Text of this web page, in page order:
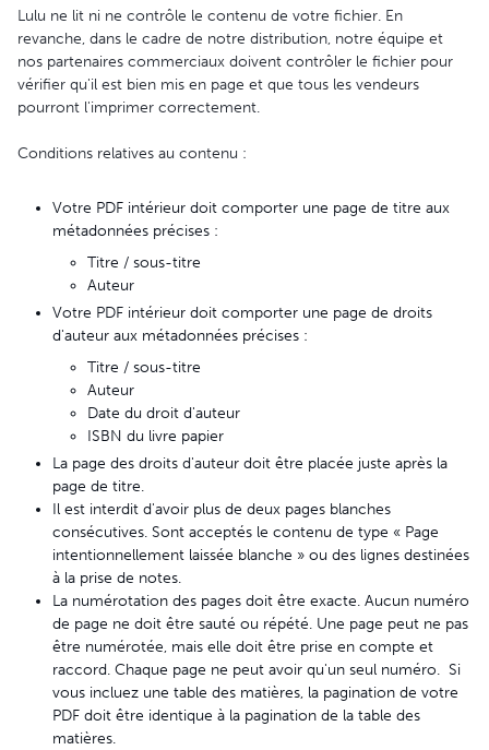
Lulu ne lit ni ne contrôle le contenu de votre fichier. En
revanche, dans le cadre de notre distribution, notre équipe et
nos partenaires commerciaux doivent contrôler le fichier pour
vérifier qu'il est bien mis en page et que tous les vendeurs
pourront l'imprimer correctement.
Conditions relatives au contenu :
Votre PDF intérieur doit comporter une page de titre aux
métadonnées précises :
Titre / sous-titre
Auteur
Votre PDF intérieur doit comporter une page de droits
d'auteur aux métadonnées précises :
Titre / sous-titre
Auteur
Date du droit d'auteur
ISBN du livre papier
La page des droits d'auteur doit être placée juste après la
page de titre.
Il est interdit d'avoir plus de deux pages blanches
consécutives. Sont acceptés le contenu de type « Page
intentionnellement laissée blanche » ou des lignes destinées
à la prise de notes.
La numérotation des pages doit être exacte. Aucun numéro
de page ne doit être sauté ou répété. Une page peut ne pas
être numérotée, mais elle doit être prise en compte et
raccord. Chaque page ne peut avoir qu'un seul numéro. Si
vous incluez une table des matières, la pagination de votre
PDF doit être identique à la pagination de la table des
matières.